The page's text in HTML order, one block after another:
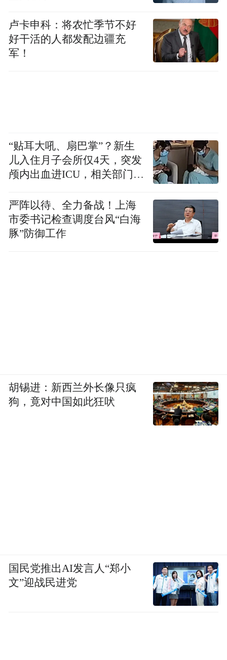
卢卡申科：将农忙季节不好
好干活的人都发配边疆充
军！
“贴耳大吼、扇巴掌”？新生
儿入住月子会所仅4天，突发
颅内出血进ICU，相关部门已
严阵以待、全力备战！上海
市委书记检查调度台风“白海
豚”防御工作
胡锡进：新西兰外长像只疯
狗，竟对中国如此狂吠
国民党推出AI发言人“郑小
文”迎战民进党